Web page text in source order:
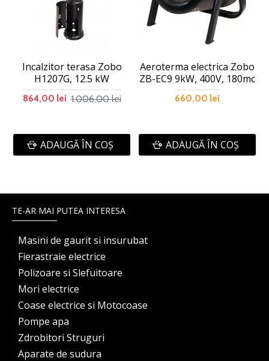
Incalzitor terasa Zobo
H1207G, 12.5 kW
864,00 lei 1.006,00 lei
ADAUGĂ ÎN COŞ
Aeroterma electrica Zobo
ZB-EC9 9kW, 400V, 180mc
660,00 lei
ADAUGĂ ÎN COŞ
TE-AR MAI PUTEA INTERESA
Masini de gaurit si insurubat
Fierastraie electrice
Polizoare si Slefuitoare
Mori electrice
Coase electrice si Motocoase
Pompe apa
Zdrobitori Struguri
Aparate de sudura